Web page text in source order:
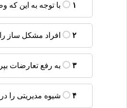
۱ با توجه به این
۲ افراد مشکل ساز
۳ به رفع تعارضات
۴ شیوه مدیریتی را